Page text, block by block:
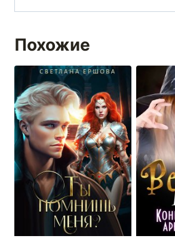
Похожие